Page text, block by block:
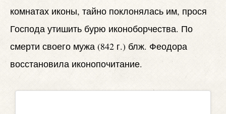
комнатах иконы, тайно поклонялась им, прося
Господа утишить бурю иконоборчества. По
смерти своего мужа (842 г.) блж. Феодора
восстановила иконопочитание.